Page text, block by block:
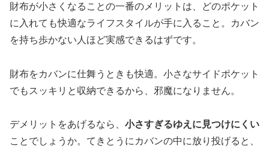
財布が小さくなることの一番のメリットは、どのポケット
に入れても快適なライフスタイルが手に入ること。カバン
を持ち歩かない人ほど実感できるはずです。
財布をカバンに仕舞うときも快適。小さなサイドポケット
でもスッキリと収納できるから、邪魔になりません。
デメリットをあげるなら、 小さすぎるゆえに見つけにくい
ことでしょうか。てきとうにカバンの中に放り投げると、